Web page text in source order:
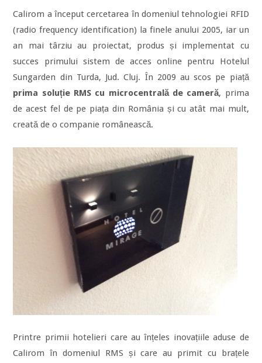
Calirom a început cercetarea în domeniul tehnologiei RFID
(radio frequency identification) la finele anului 2005, iar un
an mai târziu au proiectat, produs și implementat cu
succes primului sistem de acces online pentru Hotelul
Sungarden din Turda, Jud. Cluj. În 2009 au scos pe piață
prima soluție RMS cu microcentrală de cameră, prima
de acest fel de pe piața din România și cu atât mai mult,
creată de o companie românească.
Printre primii hotelieri care au înțeles inovațiile aduse de
Calirom în domeniul RMS și care au primit cu brațele